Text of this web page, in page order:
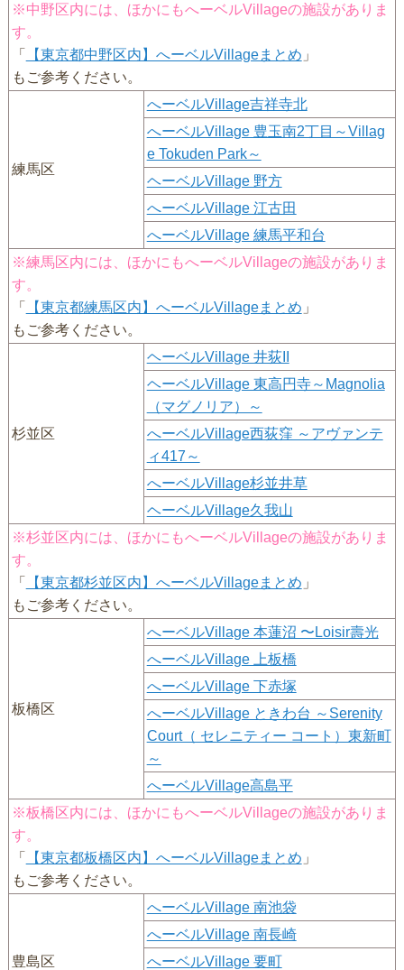
※中野区内には、ほかにもへーベルVillageの施設がありま
す。
「
【東京都中野区内】へーベルVillageまとめ 」
もご参考ください。
練馬区
へーベルVillage吉祥寺北
へーベルVillage 豊玉南2丁目～Villag
e Tokuden Park～
ヘーベルVillage 野方
へーベルVillage 江古田
へーベルVillage 練馬平和台
※練馬区内には、ほかにもへーベルVillageの施設がありま
す。
「
【東京都練馬区内】へーベルVillageまとめ 」
もご参考ください。
杉並区
ヘーベルVillage 井荻II
ヘーベルVillage 東高円寺～Magnolia
（マグノリア）～
へーベルVillage西荻窪 ～アヴァンテ
ィ417～
へーベルVillage杉並井草
ヘーベルVillage久我山
※杉並区内には、ほかにもへーベルVillageの施設がありま
す。
「
【東京都杉並区内】へーベルVillageまとめ 」
もご参考ください。
板橋区
へーベルVillage 本蓮沼 〜Loisir壽光
へーベルVillage 上板橋
へーベルVillage 下赤塚
へーベルVillage ときわ台 ～Serenity
Court（ セレニティー コート）東新町
～
へーベルVillage高島平
※板橋区内には、ほかにもへーベルVillageの施設がありま
す。
「
【東京都板橋区内】へーベルVillageまとめ 」
もご参考ください。
豊島区
へーベルVillage 南池袋
へーベルVillage 南長崎
へーベルVillage 要町